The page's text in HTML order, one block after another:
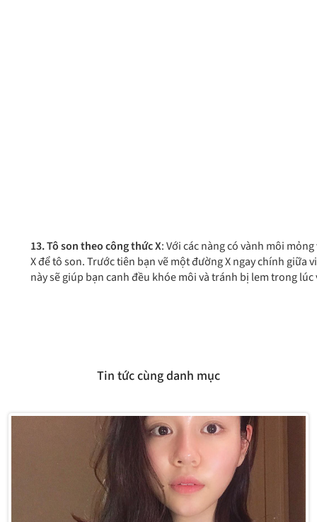
13. Tô son theo công thức X: Với các nàng có vành môi
X để tô son. Trước tiên bạn vẽ một đường X ngay chính
này sẽ giúp bạn canh đều khóe môi và tránh bị lem trong lúc
Tin tức cùng danh mục